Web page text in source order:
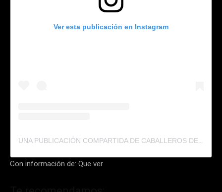
Ver esta publicación en Instagram
UNA PUBLICACIÓN COMPARTIDA DE CABALLEROS DEL ZODIACO RT (@CABALLEROSDELZODIACORT)
Con información de: Que ver